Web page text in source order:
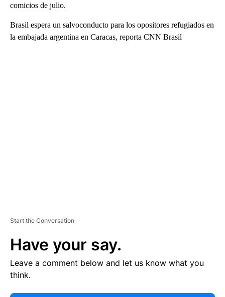
comicios de julio.
Brasil espera un salvoconducto para los opositores refugiados en
la embajada argentina en Caracas, reporta CNN Brasil
Start the Conversation
Have your say.
Leave a comment below and let us know what you
think.